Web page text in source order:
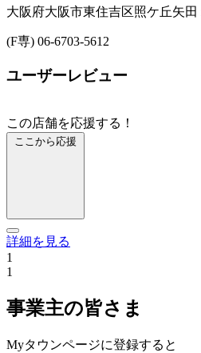
大阪府大阪市東住吉区照ケ丘矢田
(F専) 06-6703-5612
ユーザーレビュー
この店舗を応援する！
ここから応援
詳細を見る
1
1
事業主の皆さま
Myタウンページに登録すると